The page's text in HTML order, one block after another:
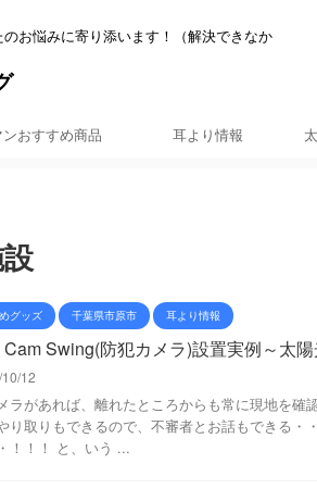
お悩みに寄り添います！（解決できなか
おすすめ商品 耳より情報
グッズ 千葉県市原市 耳より情報
Cam Swing(防犯カメラ)設置実例～太
12
ラがあれば、離れたところからも常に現地を確
り取りもできるので、不審者とお話もできる・
！！！ と、いう ...